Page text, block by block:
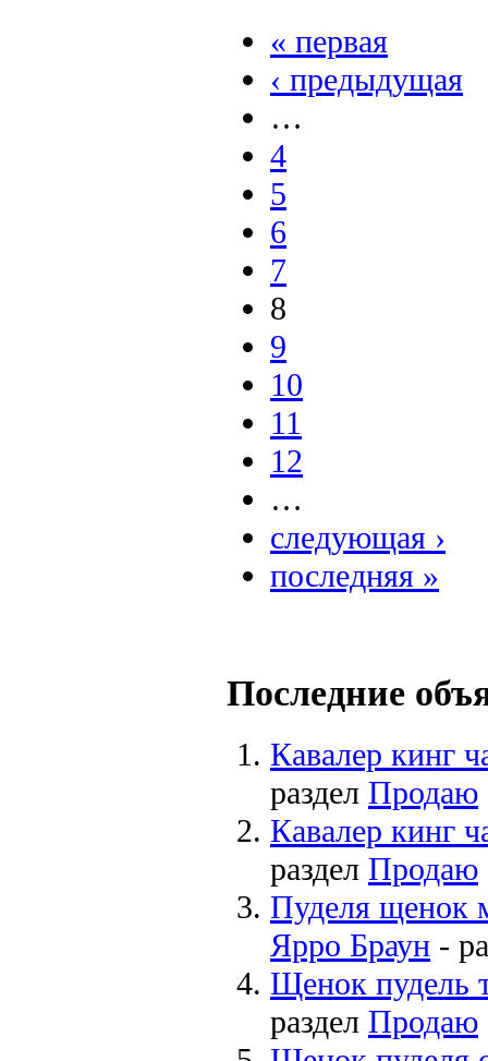
« первая
‹ предыдущая
…
4
5
6
7
8
9
10
11
12
…
следующая ›
последняя »
Последние
Кавалер кинг
раздел Продаю
Кавалер кинг
раздел Продаю
Пуделя щенок
Ярро Браун -
Щенок пудель
раздел Продаю